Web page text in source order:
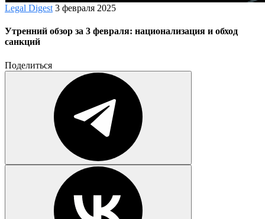
Legal Digest 3 февраля 2025
Утренний обзор за 3 февраля: национализация и обход
санкций
Поделиться